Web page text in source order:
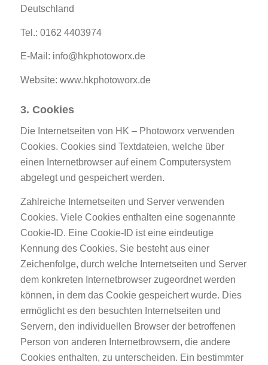
Deutschland
Tel.: 0162 4403974
E-Mail: info@hkphotoworx.de
Website: www.hkphotoworx.de
3. Cookies
Die Internetseiten von HK – Photoworx verwenden
Cookies. Cookies sind Textdateien, welche über
einen Internetbrowser auf einem Computersystem
abgelegt und gespeichert werden.
Zahlreiche Internetseiten und Server verwenden
Cookies. Viele Cookies enthalten eine sogenannte
Cookie-ID. Eine Cookie-ID ist eine eindeutige
Kennung des Cookies. Sie besteht aus einer
Zeichenfolge, durch welche Internetseiten und Server
dem konkreten Internetbrowser zugeordnet werden
können, in dem das Cookie gespeichert wurde. Dies
ermöglicht es den besuchten Internetseiten und
Servern, den individuellen Browser der betroffenen
Person von anderen Internetbrowsern, die andere
Cookies enthalten, zu unterscheiden. Ein bestimmter